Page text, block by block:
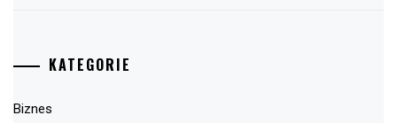
KATEGORIE
Biznes